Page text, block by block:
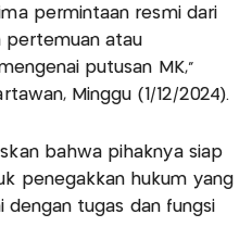
permintaan resmi dari
pertemuan atau
putusan MK,"
Minggu (1/12/2024).
bahwa pihaknya siap
penegakkan hukum yang
dengan tugas dan fungsi